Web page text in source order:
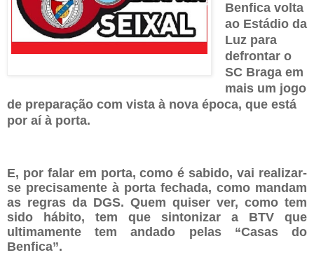
Benfica volta
ao Estádio da
Luz para
defrontar o
SC Braga em
mais um jogo
de preparação com vista à nova época, que está
por aí à porta.
E, por falar em porta, como é sabido, vai realizar-
se precisamente à porta fechada, como mandam
as regras da DGS. Quem quiser ver, como tem
sido hábito, tem que sintonizar a BTV que
ultimamente tem andado pelas “Casas do
Benfica”.